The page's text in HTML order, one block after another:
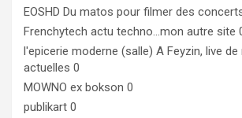
EOSHD Du matos pour filmer des
Frenchytech actu techno…mon autre site
l'epicerie moderne (salle) A Feyzin, live
actuelles 0
MOWNO ex bokson 0
publikart 0